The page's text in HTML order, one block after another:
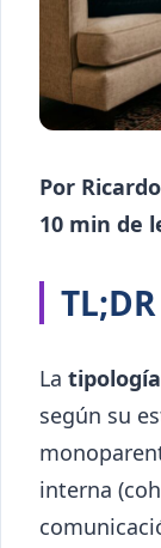
Por
10 min de
TL;DR
La
según su
interna